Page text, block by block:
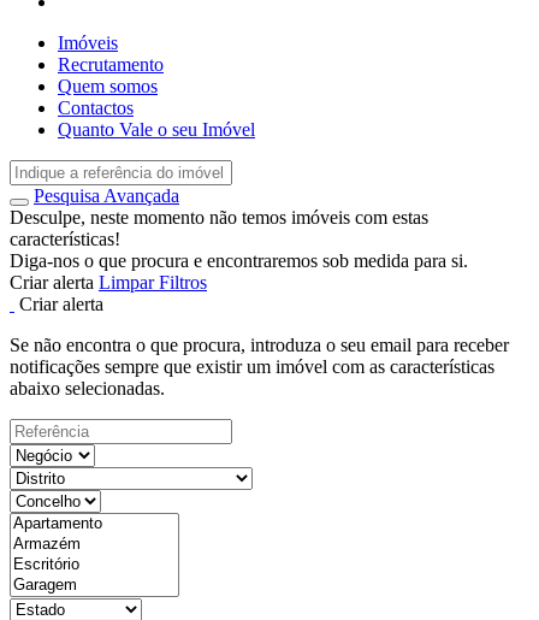
Imóveis
Recrutamento
Quem somos
Contactos
Quanto Vale o seu Imóvel
Pesquisa Avançada
Desculpe, neste momento não temos imóveis com estas
características!
Diga-nos o que procura e encontraremos sob medida para si.
Criar alerta Limpar Filtros
Criar alerta
Se não encontra o que procura, introduza o seu email para receber
notificações sempre que existir um imóvel com as características
abaixo selecionadas.